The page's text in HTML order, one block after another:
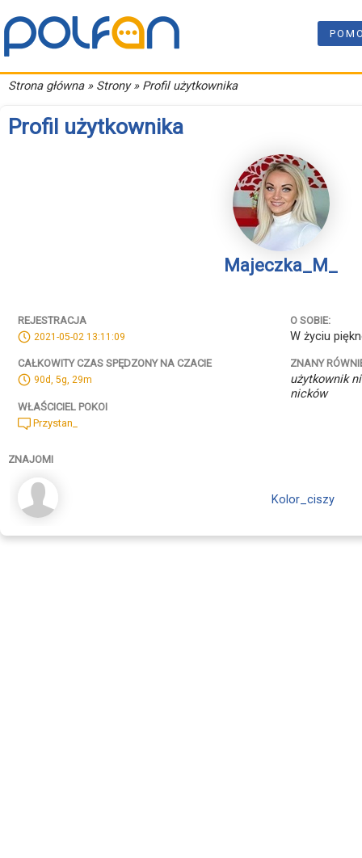
Strona główna» Strony » Profil użytkownika
Profil użytkownika
Majeczka_M_
REJESTRACJA
2021-05-02 13:11:09
CAŁKOWITY CZAS SPĘDZONY NA CZACIE
90d, 5g, 29m
WŁAŚCICIEL POKOI
Przystan_
O SOBIE:
W życiu
ZNANY
użytkownik
nicków
ZNAJOMI
Kolor_ciszy